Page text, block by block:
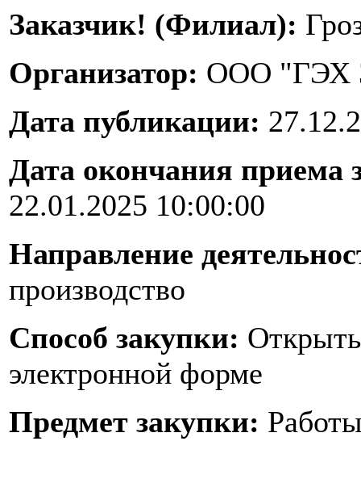
Заказчик! (Филиал):
Организатор: ООО "ГЭХ
Дата публикации:
Дата окончания приема
22.01.2025 10:00:00
Направление
производство
Способ закупки:
электронной форме
Предмет закупки: